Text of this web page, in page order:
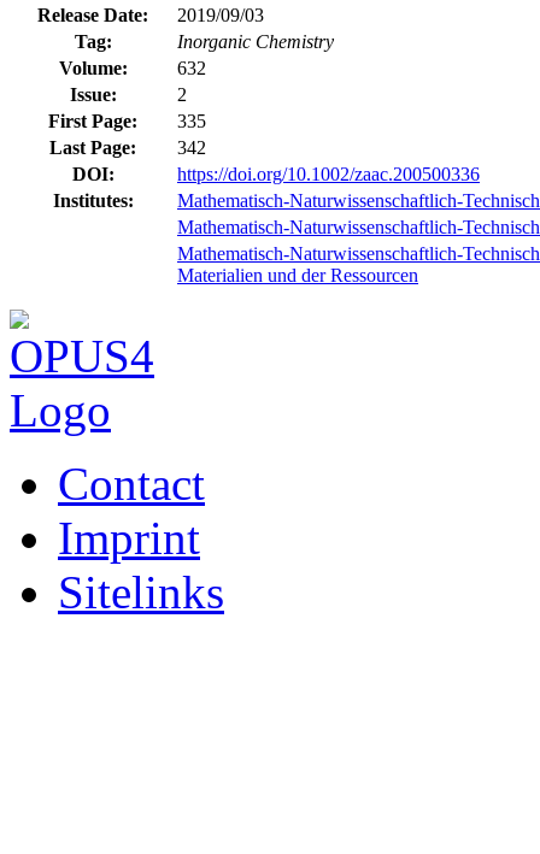
Release Date:
2019/09/03
Tag:
Inorganic Chemistry
Volume:
632
Issue:
2
First Page:
335
Last Page:
342
DOI:
https://doi.org/10.1002/zaac.200500336
Institutes:
Mathematisch-Naturwissenschaftlich-
Mathematisch-Naturwissenschaftlich-
Mathematisch-Naturwissenschaftlich-
Materialien und der Ressourcen
Contact
Imprint
Sitelinks